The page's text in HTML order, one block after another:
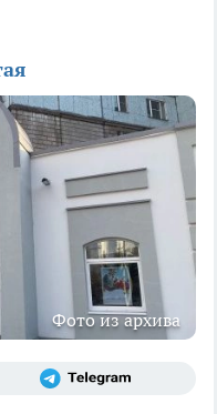
Фото из архива